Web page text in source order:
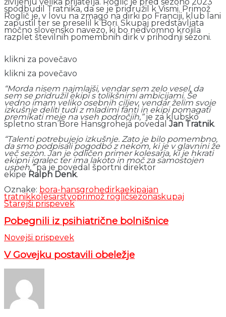
spodbudil Tratnika, da se je pridružil k Vismi. Primož
Roglič je, v lovu na zmago na dirki po Franciji, klub lani
zapustil ter se preselil k Bori. Skupaj predstavljata
močno slovensko navezo, ki bo nedvomno krojila
razplet številnih pomembnih dirk v prihodnji sezoni.
klikni za povečavo
klikni za povečavo
“Morda nisem najmlajši, vendar sem zelo vesel, da
sem se pridružil ekipi s tolikšnimi ambicijami. Še
vedno imam veliko osebnih ciljev, vendar želim svoje
izkušnje deliti tudi z mladimi fanti in ekipi pomagati
premikati meje na vseh področjih,”je za klubsko
spletno stran Bore Hansgroheja povedal Jan Tratnik.
“Talenti potrebujejo izkušnje. Zato je bilo pomembno,
da smo podpisali pogodbo z nekom, ki je v glavnini že
več sezon. Jan je odličen primer kolesarja, ki je hkrati
ekipni igralec ter ima lakoto in moč za samostojen
uspeh,”pa je povedal športni direktor
ekipe Ralph Denk.
Oznake: bora-hansgrohedirkaekipajan
tratnikkolesarstvoprimož rogličsezonaskupaj
Starejši prispevek
Pobegnili iz psihiatrične bolnišnice
Novejši prispevek
V Govejku postavili obeležje